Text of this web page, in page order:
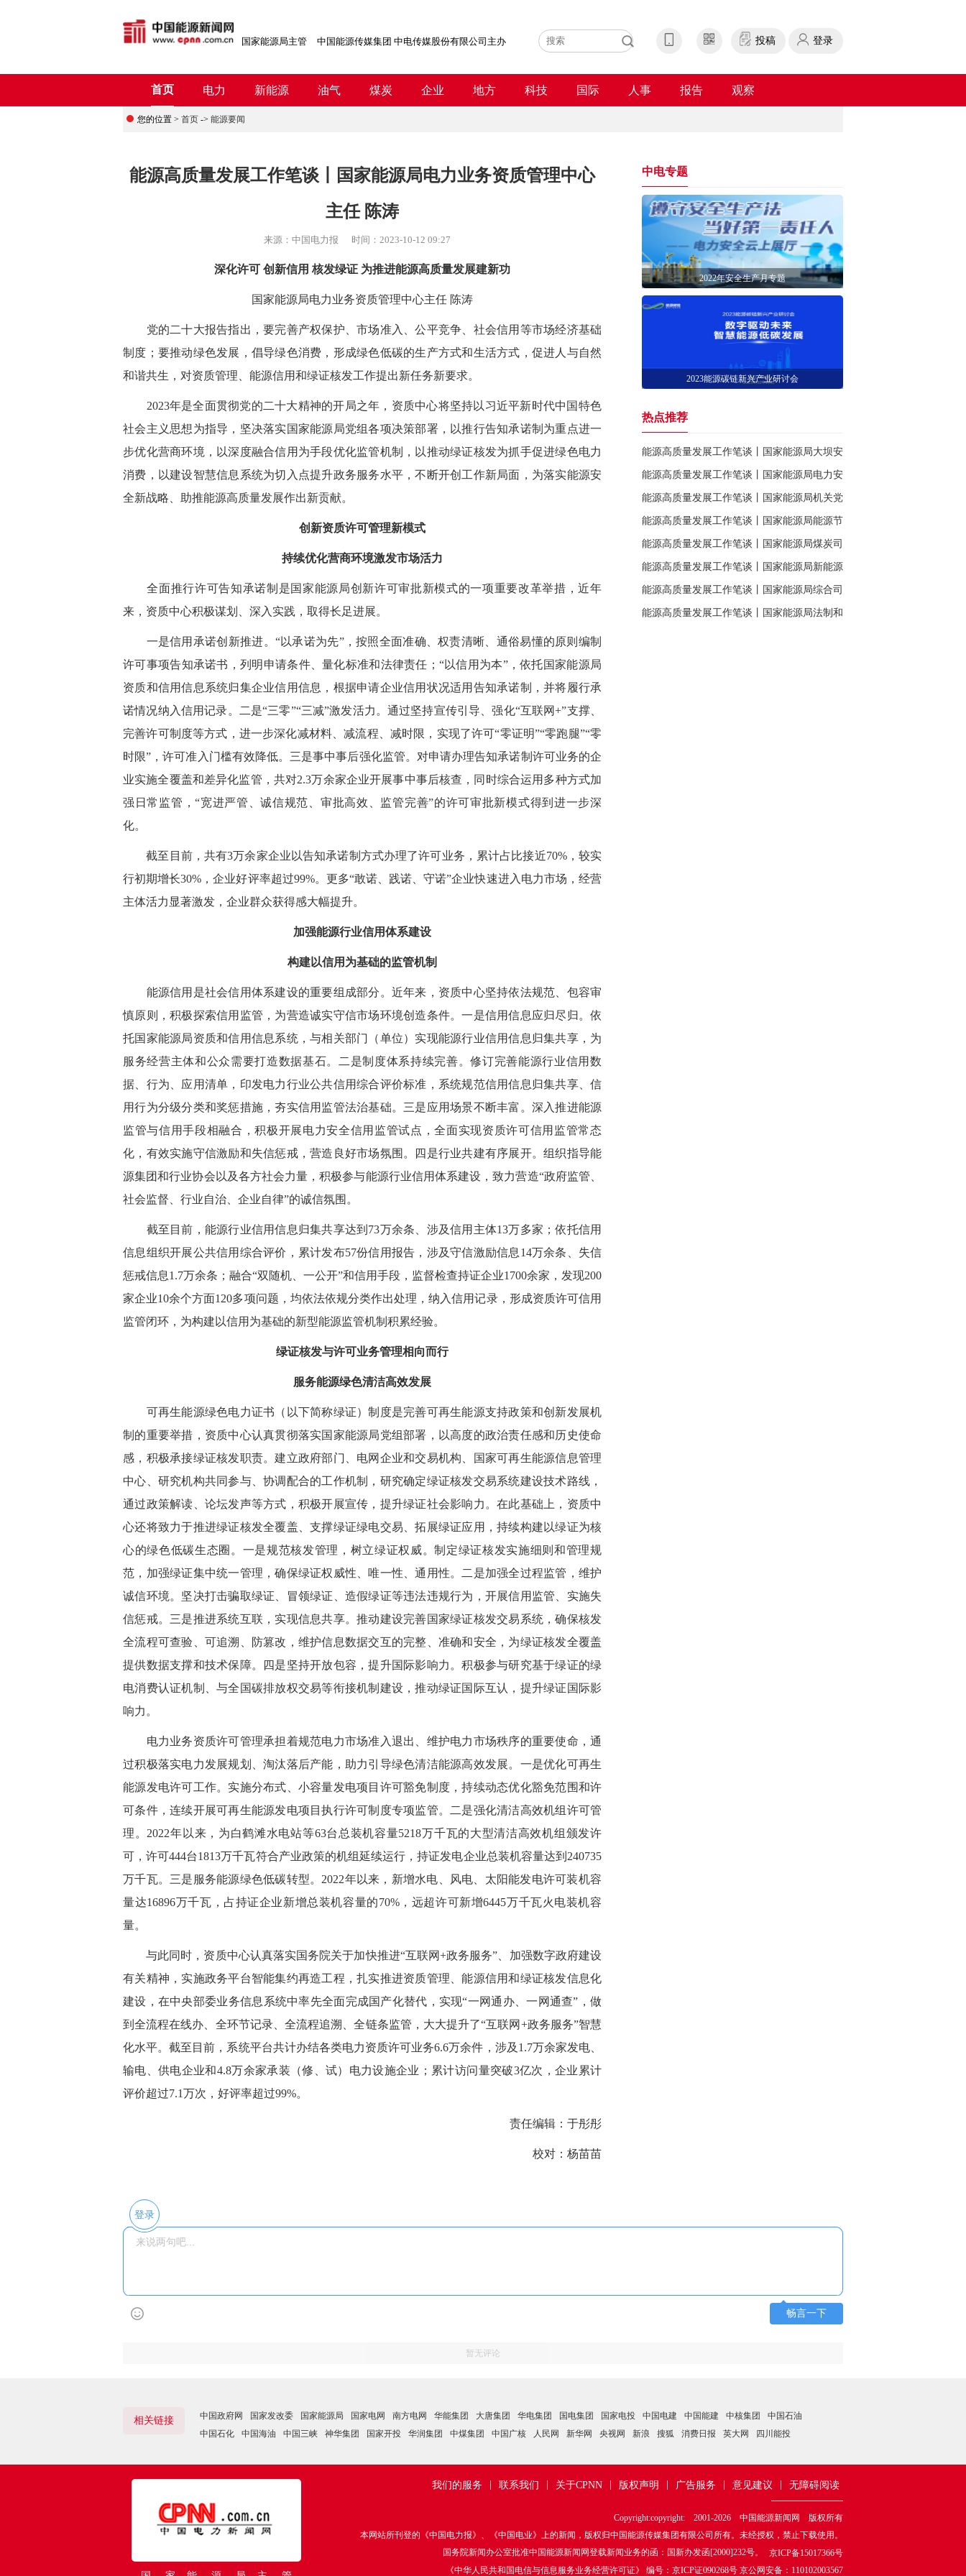
国家能源局主管 中国能源传媒集团 中电传媒股份有限公司主办 投稿 登录
首页 电力 新能源 油气 煤炭 企业 地方 科技 国际 人事 报告 观察
您的位置 > 首页 -> 能源要闻
能源高质量发展工作笔谈丨国家能源局电力业务资质管理中心
主任 陈涛
来源： 中国电力报 时间： 2023-10-12 09:27
深化许可 创新信用 核发绿证 为推进能源高质量发展建新功
国家能源局电力业务资质管理中心主任 陈涛
党的二十大报告指出，要完善产权保护、市场准入、公平竞争、社会信用等市场经济基础
制度；要推动绿色发展，倡导绿色消费，形成绿色低碳的生产方式和生活方式，促进人与自然
和谐共生，对资质管理、能源信用和绿证核发工作提出新任务新要求。
2023年是全面贯彻党的二十大精神的开局之年，资质中心将坚持以习近平新时代中国特色
社会主义思想为指导，坚决落实国家能源局党组各项决策部署，以推行告知承诺制为重点进一
步优化营商环境，以深度融合信用为手段优化监管机制，以推动绿证核发为抓手促进绿色电力
消费，以建设智慧信息系统为切入点提升政务服务水平，不断开创工作新局面，为落实能源安
全新战略、助推能源高质量发展作出新贡献。
创新资质许可管理新模式
持续优化营商环境激发市场活力
全面推行许可告知承诺制是国家能源局创新许可审批新模式的一项重要改革举措，近年
来，资质中心积极谋划、深入实践，取得长足进展。
一是信用承诺创新推进。“以承诺为先”，按照全面准确、权责清晰、通俗易懂的原则编制
许可事项告知承诺书，列明申请条件、量化标准和法律责任；“以信用为本”，依托国家能源局
资质和信用信息系统归集企业信用信息，根据申请企业信用状况适用告知承诺制，并将履行承
诺情况纳入信用记录。二是“三零”“三减”激发活力。通过坚持宣传引导、强化“互联网+”支撑、
完善许可制度等方式，进一步深化减材料、减流程、减时限，实现了许可“零证明”“零跑腿”“零
时限”，许可准入门槛有效降低。三是事中事后强化监管。对申请办理告知承诺制许可业务的企
业实施全覆盖和差异化监管，共对2.3万余家企业开展事中事后核查，同时综合运用多种方式加
强日常监管，“宽进严管、诚信规范、审批高效、监管完善”的许可审批新模式得到进一步深
化。
截至目前，共有3万余家企业以告知承诺制方式办理了许可业务，累计占比接近70%，较实
行初期增长30%，企业好评率超过99%。更多“敢诺、践诺、守诺”企业快速进入电力市场，经营
主体活力显著激发，企业群众获得感大幅提升。
加强能源行业信用体系建设
构建以信用为基础的监管机制
能源信用是社会信用体系建设的重要组成部分。近年来，资质中心坚持依法规范、包容审
慎原则，积极探索信用监管，为营造诚实守信市场环境创造条件。一是信用信息应归尽归。依
托国家能源局资质和信用信息系统，与相关部门（单位）实现能源行业信用信息归集共享，为
服务经营主体和公众需要打造数据基石。二是制度体系持续完善。修订完善能源行业信用数
据、行为、应用清单，印发电力行业公共信用综合评价标准，系统规范信用信息归集共享、信
用行为分级分类和奖惩措施，夯实信用监管法治基础。三是应用场景不断丰富。深入推进能源
监管与信用手段相融合，积极开展电力安全信用监管试点，全面实现资质许可信用监管常态
化，有效实施守信激励和失信惩戒，营造良好市场氛围。四是行业共建有序展开。组织指导能
源集团和行业协会以及各方社会力量，积极参与能源行业信用体系建设，致力营造“政府监管、
社会监督、行业自治、企业自律”的诚信氛围。
截至目前，能源行业信用信息归集共享达到73万余条、涉及信用主体13万多家；依托信用
信息组织开展公共信用综合评价，累计发布57份信用报告，涉及守信激励信息14万余条、失信
惩戒信息1.7万余条；融合“双随机、一公开”和信用手段，监督检查持证企业1700余家，发现200
家企业10余个方面120多项问题，均依法依规分类作出处理，纳入信用记录，形成资质许可信用
监管闭环，为构建以信用为基础的新型能源监管机制积累经验。
绿证核发与许可业务管理相向而行
服务能源绿色清洁高效发展
可再生能源绿色电力证书（以下简称绿证）制度是完善可再生能源支持政策和创新发展机
制的重要举措，资质中心认真贯彻落实国家能源局党组部署，以高度的政治责任感和历史使命
感，积极承接绿证核发职责。建立政府部门、电网企业和交易机构、国家可再生能源信息管理
中心、研究机构共同参与、协调配合的工作机制，研究确定绿证核发交易系统建设技术路线，
通过政策解读、论坛发声等方式，积极开展宣传，提升绿证社会影响力。在此基础上，资质中
心还将致力于推进绿证核发全覆盖、支撑绿证绿电交易、拓展绿证应用，持续构建以绿证为核
心的绿色低碳生态圈。一是规范核发管理，树立绿证权威。制定绿证核发实施细则和管理规
范，加强绿证集中统一管理，确保绿证权威性、唯一性、通用性。二是加强全过程监管，维护
诚信环境。坚决打击骗取绿证、冒领绿证、造假绿证等违法违规行为，开展信用监管、实施失
信惩戒。三是推进系统互联，实现信息共享。推动建设完善国家绿证核发交易系统，确保核发
全流程可查验、可追溯、防篡改，维护信息数据交互的完整、准确和安全，为绿证核发全覆盖
提供数据支撑和技术保障。四是坚持开放包容，提升国际影响力。积极参与研究基于绿证的绿
电消费认证机制、与全国碳排放权交易等衔接机制建设，推动绿证国际互认，提升绿证国际影
响力。
电力业务资质许可管理承担着规范电力市场准入退出、维护电力市场秩序的重要使命，通
过积极落实电力发展规划、淘汰落后产能，助力引导绿色清洁能源高效发展。一是优化可再生
能源发电许可工作。实施分布式、小容量发电项目许可豁免制度，持续动态优化豁免范围和许
可条件，连续开展可再生能源发电项目执行许可制度专项监管。二是强化清洁高效机组许可管
理。2022年以来，为白鹤滩水电站等63台总装机容量5218万千瓦的大型清洁高效机组颁发许
可，许可444台1813万千瓦符合产业政策的机组延续运行，持证发电企业总装机容量达到240735
万千瓦。三是服务能源绿色低碳转型。2022年以来，新增水电、风电、太阳能发电许可装机容
量达16896万千瓦，占持证企业新增总装机容量的70%，远超许可新增6445万千瓦火电装机容
量。
与此同时，资质中心认真落实国务院关于加快推进“互联网+政务服务”、加强数字政府建设
有关精神，实施政务平台智能集约再造工程，扎实推进资质管理、能源信用和绿证核发信息化
建设，在中央部委业务信息系统中率先全面完成国产化替代，实现“一网通办、一网通查”，做
到全流程在线办、全环节记录、全流程追溯、全链条监管，大大提升了“互联网+政务服务”智慧
化水平。截至目前，系统平台共计办结各类电力资质许可业务6.6万余件，涉及1.7万余家发电、
输电、供电企业和4.8万余家承装（修、试）电力设施企业；累计访问量突破3亿次，企业累计
评价超过7.1万次，好评率超过99%。
责任编辑：于彤彤
校对：杨苗苗
中电专题
2022年安全生产月专题
2023能源碳链新兴产业研讨会
热点推荐
能源高质量发展工作笔谈丨国家能源局大坝安全监察中心党委书记、主
能源高质量发展工作笔谈丨国家能源局电力安全监管司司长 苑舜
能源高质量发展工作笔谈丨国家能源局机关党委常务副书记、人事司司长
能源高质量发展工作笔谈丨国家能源局能源节约和科技装备司司长 刘德顺
能源高质量发展工作笔谈丨国家能源局煤炭司司长 刘涛
能源高质量发展工作笔谈丨国家能源局新能源和可再生能源司司长 李创军
能源高质量发展工作笔谈丨国家能源局综合司司长 梁昌新
能源高质量发展工作笔谈丨国家能源局法制和体制改革司副司长 梁志鹏
登录
畅言一下
暂无评论
相关链接 中国政府网 国家发改委 国家能源局 国家电网 南方电网 华能集团 大唐集团 华电集团 国电集团 国家电投 中国电建 中国能建 中核集团
中国石油
中国石化
中国海油 中国三峡 神华集团 国家开投 华润集团 中煤集团 中国广核 人民网 新华网 央视网 新浪 搜狐 消费日报 英大网 四川能投
无障碍阅读
意见建议
广告服务
版权声明
关于CPNN
联系我们
我们的服务
Copyright:copyright: 2001-2026 中国能源新闻网 版权所有
本网站所刊登的《中国电力报》、《中国电业》上的新闻，版权归中国能源传媒集团有限公司所有。未经授权，禁止下载使用。
国务院新闻办公室批准中国能源新闻网登载新闻业务的函：国新办发函[2000]232号。
京ICP备15017366号
《中华人民共和国电信与信息服务业务经营许可证》 编号：京ICP证090268号 京公网安备：110102003567